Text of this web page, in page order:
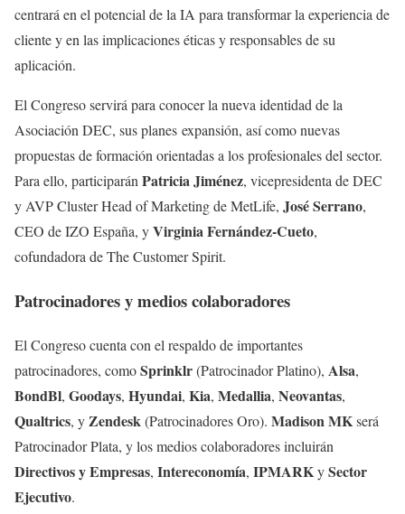
centrará en el potencial de la IA para transformar la experiencia de
cliente y en las implicaciones éticas y responsables de su
aplicación.
El Congreso servirá para conocer la nueva identidad de la
Asociación DEC, sus planes expansión, así como nuevas
propuestas de formación orientadas a los profesionales del sector.
Para ello, participaránPatricia Jiménez, vicepresidenta de DEC
y AVP Cluster Head of Marketing de MetLife, José Serrano,
CEO de IZO España, yVirginia Fernández-Cueto,
cofundadora de The Customer Spirit.
Patrocinadores y medios colaboradores
El Congreso cuenta con el respaldo de importantes
patrocinadores, comoSprinklr(Patrocinador Platino), Alsa,
BondBl, Goodays, Hyundai, Kia, Medallia, Neovantas,
Qualtrics, yZendesk(Patrocinadores Oro). Madison MKserá
Patrocinador Plata, y los medios colaboradores incluirán
Directivos y Empresas, Intereconomía, IPMARKySector
Ejecutivo.